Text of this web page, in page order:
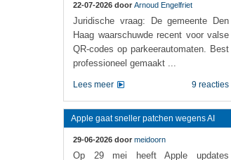
22-07-2026 door Arnoud Engelfriet
Juridische vraag: De gemeente Den
Haag waarschuwde recent voor valse
QR-codes op parkeerautomaten. Best
professioneel gemaakt ...
9 reacties
Lees meer
Apple gaat sneller patchen wegens AI
29-06-2026 door meidoorn
Op 29 mei heeft Apple updates